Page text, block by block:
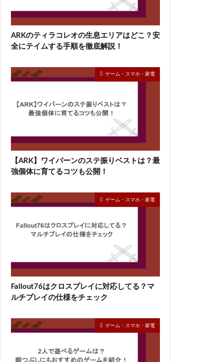
ARKのティラコレオの生息エリアはどこ？安
全にテイムする手順を徹底解説！
ゲーム・スマホ・家電
【ARK】ワイバーンのステ振りベストは？最
強個体に育てるコツも公開！
ゲーム・スマホ・家電
Fallout76はクロスプレイに対応してる？マ
ルチプレイの仕様をチェック
ゲーム・スマホ・家電